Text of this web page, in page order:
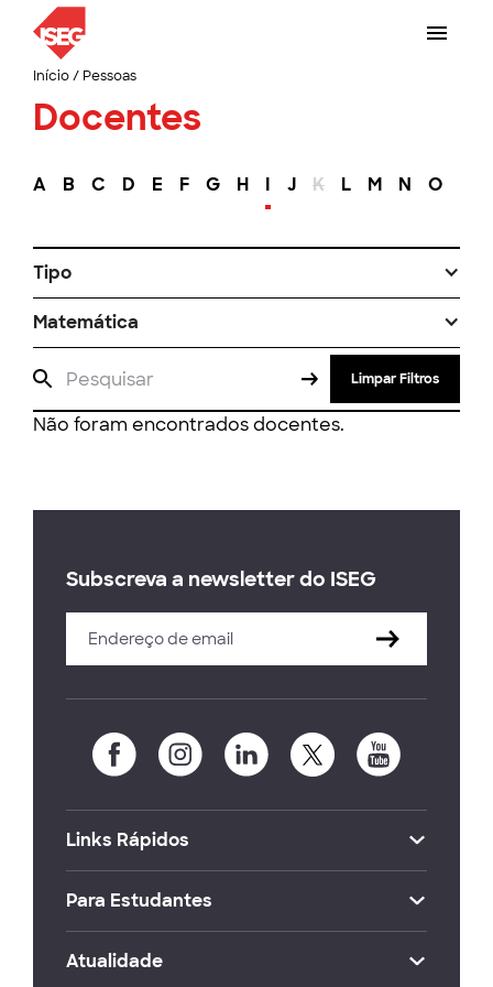
Início/ Pessoas
Docentes
A B C D E F G H I J K L M N O
Tipo
Matemática
Limpar Filtros
Não foram encontrados docentes.
Subscreva a newsletter do ISEG
Links Rápidos
Para Estudantes
Atualidade